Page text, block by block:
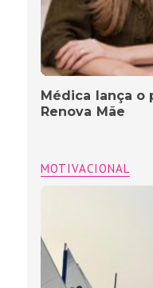
Médica lança o
Renova Mãe
MOTIVACIONAL